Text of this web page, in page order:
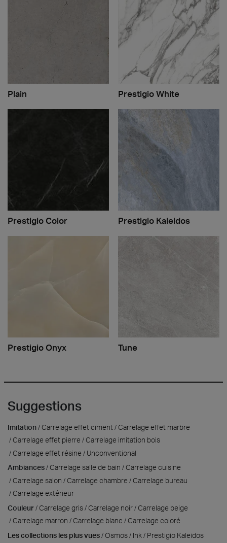
Plain Prestigio White
Prestigio Color Prestigio Kaleidos
Prestigio Onyx Tune
Suggestions
Imitation Carrelage effet ciment
Carrelage effet marbre
Carrelage effet pierre
Carrelage imitation bois
Carrelage effet résine
Unconventional
Ambiances
Carrelage salle de bain
Carrelage cuisine
Carrelage salon
Carrelage chambre
Carrelage bureau
Carrelage extérieur
Couleur
Carrelage gris Carrelage noir
Carrelage beige
Carrelage marron
Carrelage blanc
Carrelage coloré
Les collections les plus vues
Osmos Ink
Prestigio Kaleidos